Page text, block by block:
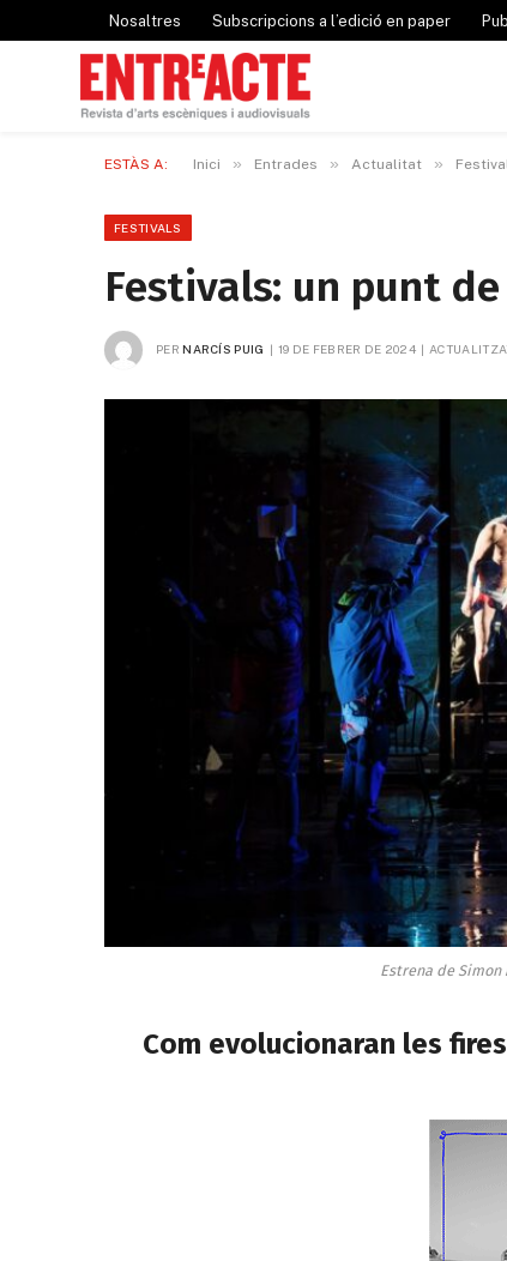
Nosaltres Subscripcions a l’edició en paper
ESTÀS A: Inici » Entrades » Actualitat »
FESTIVALS
Festivals: un punt
PER NARCÍS PUIG 19 DE FEBRER DE 2024
Estrena de Simon
Com evolucionaran les